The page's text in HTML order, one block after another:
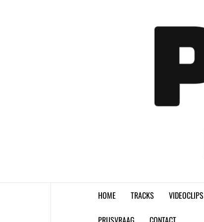
HOME TRACKS VIDEOCLIPS